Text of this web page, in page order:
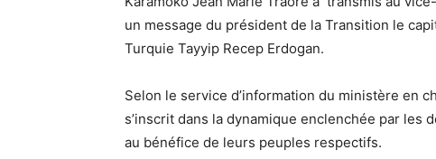
un message du président de la Transition le
Turquie Tayyip Recep Erdogan.
Selon le service d’information du ministère en
s’inscrit dans la dynamique enclenchée par
au bénéfice de leurs peuples respectifs.